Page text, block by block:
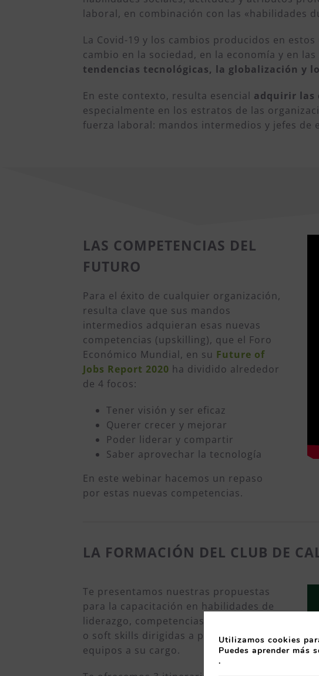
laboral, en combinación con las «habilidades
La Covid-19 y los cambios producidos en
cambio en la sociedad, en la economía y en
tendencias tecnológicas, la globalización y
En este contexto, resulta esencial adquirir las
especialmente en los estratos de las
fuerza laboral: mandos intermedios y jefes de
LAS COMPETENCIAS DEL
FUTURO
Para el éxito de cualquier organización,
resulta clave que sus mandos
intermedios adquieran esas nuevas
competencias (upskilling), que el Foro
Económico Mundial, en su Future of
Jobs Report 2020 ha dividido alrededor
de 4 focos:
Tener visión y ser eficaz
Querer crecer y mejorar
Poder liderar y compartir
Saber aprovechar la tecnología
En este webinar hacemos un repaso
por estas nuevas competencias.
LA FORMACIÓN DEL CLUB DE
Te presentamos nuestras propuestas
para la capacitación en habilidades de
liderazgo, competencias transversales
o soft skills dirigidas a personas con
equipos a su cargo.
Utilizamos cookies
Puedes aprender más
.